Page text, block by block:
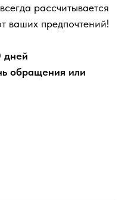
рассчитывается
ваших предпочтений!
дней
обращения или